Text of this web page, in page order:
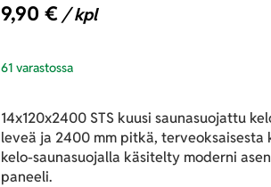
9,90€ / kpl
61 varastossa
14x120x2400 STS kuusi saunasuojattu
leveä ja 2400 mm pitkä, terveoksaisesta
kelo-saunasuojalla käsitelty moderni
paneeli.